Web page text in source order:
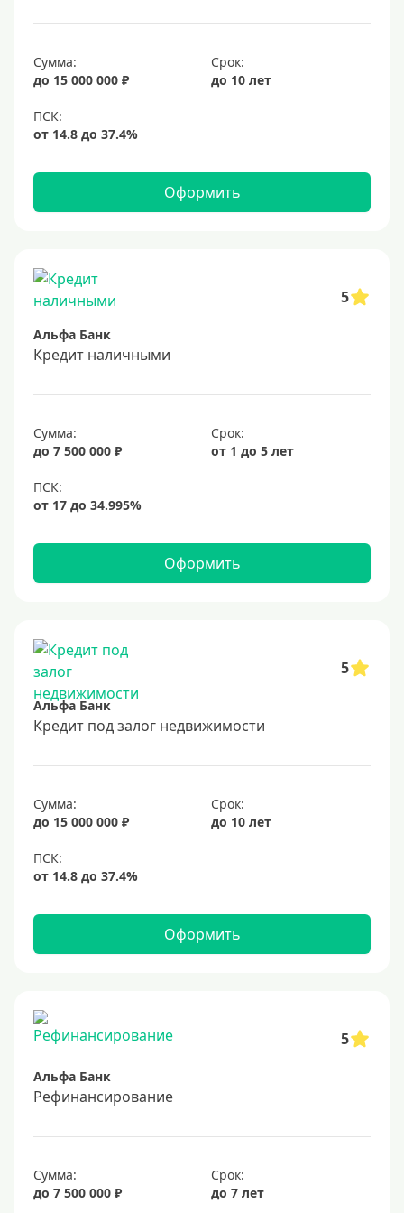
25 лет
30 лет
Месяц
2 месяца
3 месяца
6 месяцев
Ставка
4%
6%
7%
8%
9%
11%
12%
14%
15%
16%
17%
20%
Сумма
1000000 руб
1200000 руб
1300000 руб
1500000 руб
1600000 руб
2 миллиона
Сумма:
до 15 000 000 ₽
Срок:
до 10 лет
Оформить
5
Альфа Банк
Кредит наличными
Сумма:
до 7 500 000 ₽
Срок:
от 1 до 5 лет
Оформить
5
Альфа Банк
Кредит под залог недвижимости
Сумма:
до 15 000 000 ₽
Срок:
до 10 лет
Оформить
5
Альфа Банк
Рефинансирование
Сумма:
до 7 500 000 ₽
Срок:
до 7 лет